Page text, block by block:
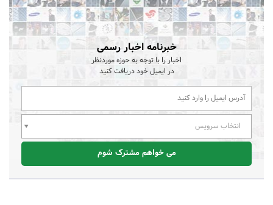
خبرنامه اخبار رسمی
اخبار را با توجه به حوزه موردنظر
در ایمیل خود دریافت کنید
انتخاب سرویس
می خواهم مشترک شوم